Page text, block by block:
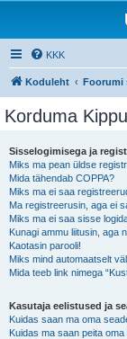
KKK
Koduleht Foorumi
Korduma
Sisselogimisega ja
Miks ma pean üldse
Mida tähendab COPPA?
Miks ma ei saa
Ma registreerusin, aga ei
Miks ma ei saa sisse
Kunagi ammu liitusin, aga
Kaotasin parooli!
Miks mind automaatselt
Mida teeb link nimega
Kasutaja eelistused ja
Kuidas saan ma oma
Kuidas ma saan peita